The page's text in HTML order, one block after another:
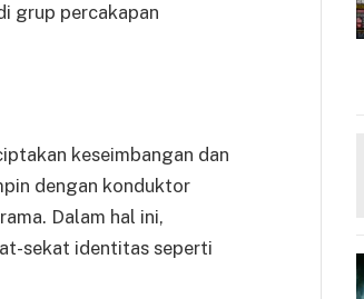
grup percakapan
keseimbangan dan
dengan konduktor
Dalam hal ini,
sekat identitas seperti